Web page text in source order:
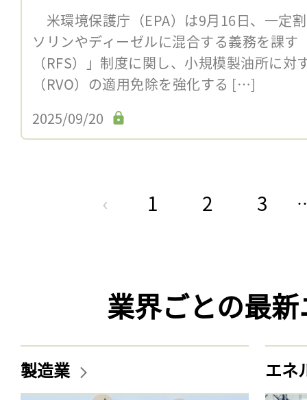
米環境保護庁（EPA）は9月16日、一定
ソリンやディーゼルに混合する義務を課す
（RFS）」制度に関し、小規模製油所に
（RVO）の適用免除を強化する […]
2025/09/20
1 2 3
業界ごとの最
製造業 エネ